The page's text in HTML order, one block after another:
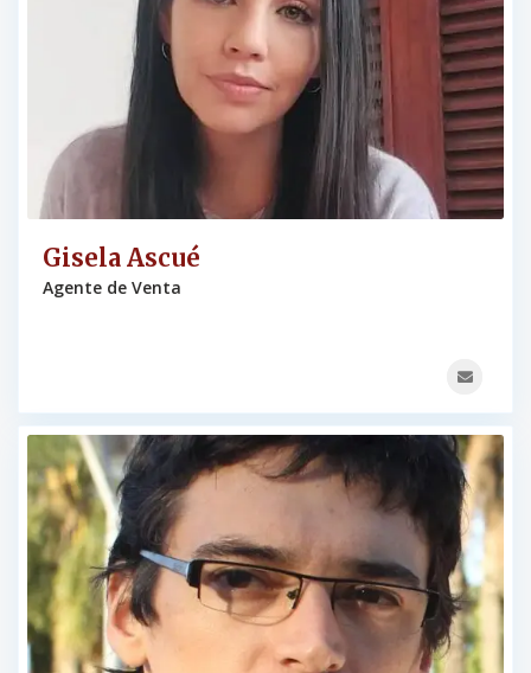
Gisela Ascué
Agente de Venta